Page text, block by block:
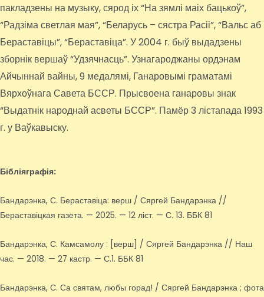
пакладзены на музыку, сярод іх “На зямлі маіх бацькоў”,
“Радзіма светлая мая”, “Беларусь – сястра Расіі”, “Вальс аб
Бераставіцы”, “Бераставіца”. У 2004 г. быў выдадзены
зборнік вершаў “Удзячнасць”. Узнагароджаны ордэнам
Айчыннай вайны, 9 медалямі, Ганаровымі граматамі
Вярхоўнага Савета БССР. Прысвоена ганаровы знак
“Выдатнік народнай асветы БССР”. Памёр 3 лістапада 1993
г. у Ваўкавыску.
Бібліяграфія:
Бандарэнка, С. Бераставіца: верш / Сяргей Бандарэнка //
Бераставіцкая газета. — 2025. — 12 ліст. — С. 13. ББК 81
Бандарэнка, С. Камсамолу : [верш] / Сяргей Бандарэнка // Наш
час. — 2018. — 27 кастр. — С.1. ББК 81
Бандарэнка, С. Са святам, любы горад! / Сяргей Бандарэнка ; фота